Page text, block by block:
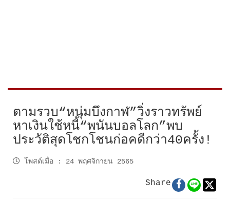
ตามรวบ“หนุ่มบึงกาฬ”วิ่งราวทรัพย์
หาเงินใช้หนี้“พนันบอลโลก”พบ
ประวัติสุดโชกโชนก่อคดีกว่า40ครั้ง!
โพสต์เมื่อ : 24 พฤศจิกายน 2565
Share